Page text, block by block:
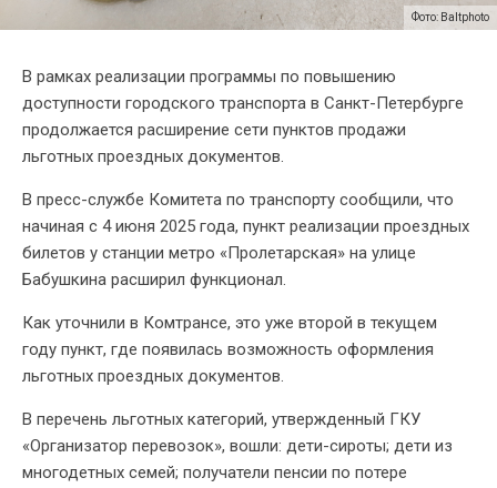
Фото: Baltphoto
В рамках реализации программы по повышению
доступности городского транспорта в Санкт-Петербурге
продолжается расширение сети пунктов продажи
льготных проездных документов.
В пресс-службе Комитета по транспорту сообщили, что
начиная с 4 июня 2025 года, пункт реализации проездных
билетов у станции метро «Пролетарская» на улице
Бабушкина расширил функционал.
Как уточнили в Комтрансе, это уже второй в текущем
году пункт, где появилась возможность оформления
льготных проездных документов.
В перечень льготных категорий, утвержденный ГКУ
«Организатор перевозок», вошли: дети-сироты; дети из
многодетных семей; получатели пенсии по потере